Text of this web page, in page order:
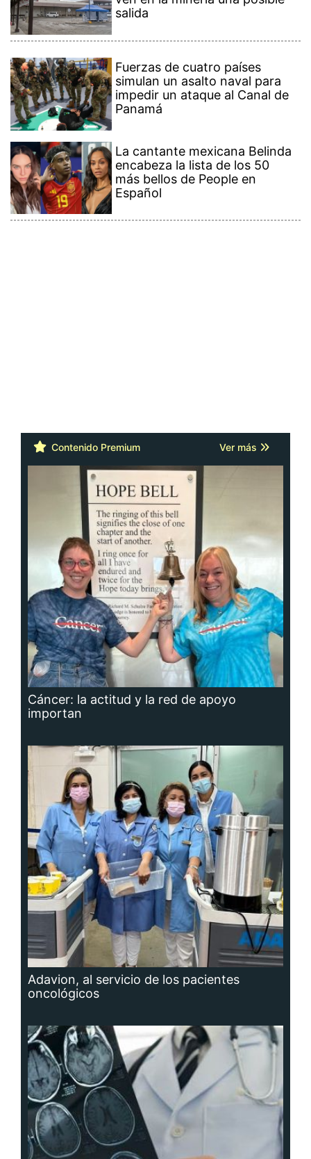
salida
Fuerzas de cuatro países
simulan un asalto naval para
impedir un ataque al Canal de
Panamá
La cantante mexicana Belinda
encabeza la lista de los 50
más bellos de People en
Español
Contenido Premium Ver más
Cáncer: la actitud y la red de apoyo
importan
Adavion, al servicio de los pacientes
oncológicos